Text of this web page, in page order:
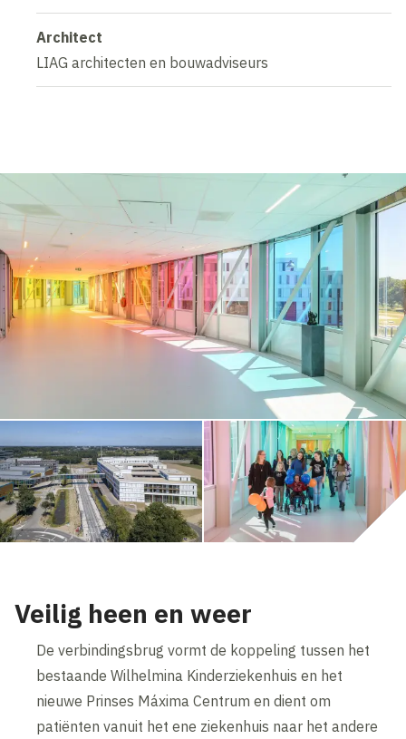
Architect
LIAG architecten en bouwadviseurs
Veilig heen en weer
De verbindingsbrug vormt de koppeling tussen het
bestaande Wilhelmina Kinderziekenhuis en het
nieuwe Prinses Máxima Centrum en dient om
patiënten vanuit het ene ziekenhuis naar het andere